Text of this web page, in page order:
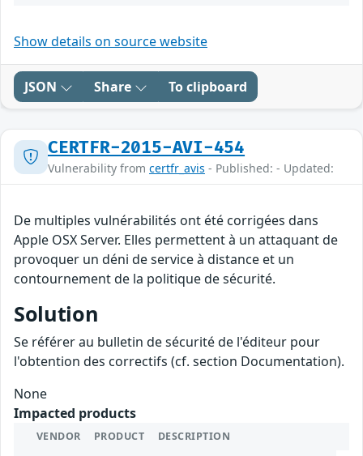
Show details on source website
JSON Share To clipboard
CERTFR-2015-AVI-454
Vulnerability from certfr_avis - Published: - Updated:
De multiples vulnérabilités ont été corrigées dans
Apple OSX Server. Elles permettent à un attaquant de
provoquer un déni de service à distance et un
contournement de la politique de sécurité.
Solution
Se référer au bulletin de sécurité de l'éditeur pour
l'obtention des correctifs (cf. section Documentation).
None
Impacted products
VENDOR PRODUCT DESCRIPTION